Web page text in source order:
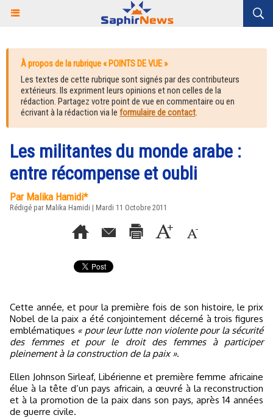
À propos de la rubrique « POINTS DE VUE »
Les textes de cette rubrique sont signés par des contributeurs
extérieurs. Ils expriment leurs opinions et non celles de la
rédaction. Partagez votre point de vue en commentaire ou en
écrivant à la rédaction via le formulaire de contact.
Les militantes du monde arabe :
entre récompense et oubli
Par Malika Hamidi*
Rédigé par Malika Hamidi | Mardi 11 Octobre 2011
Cette année, et pour la première fois de son histoire, le prix
Nobel de la paix a été conjointement décerné à trois figures
emblématiques « pour leur lutte non violente pour la sécurité
des femmes et pour le droit des femmes à participer
pleinement à la construction de la paix ».
Ellen Johnson Sirleaf, Libérienne et première femme africaine
élue à la tête d’un pays africain, a œuvré à la reconstruction
et à la promotion de la paix dans son pays, après 14 années
de guerre civile.